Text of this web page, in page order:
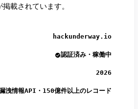
掲載されています。
hackunderway.io
認証済み・稼働中
2026
洩情報API・150億件以上のレコード